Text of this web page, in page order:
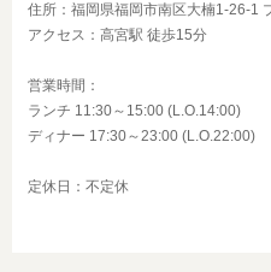
住所：福岡県福岡市南区大楠1-26-1
アクセス：高宮駅 徒歩15分
営業時間：
ランチ 11:30～15:00 (L.O.14:00)
ディナー 17:30～23:00 (L.O.22:00)
定休日：不定休